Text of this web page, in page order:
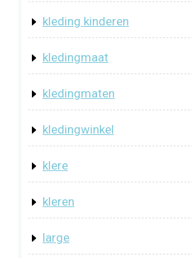
kleding kinderen
kledingmaat
kledingmaten
kledingwinkel
klere
kleren
large